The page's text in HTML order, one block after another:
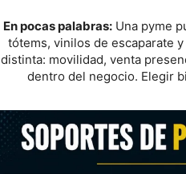
En pocas palabras:Una pyme
tótems, vinilos de escaparate
distinta: movilidad, venta
dentro del negocio. Elegir